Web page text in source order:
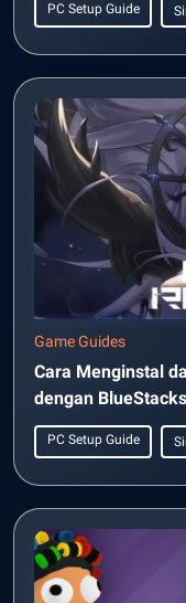
PC Setup Guide
Game Guides
Cara Menginstal
dengan BlueStacks
PC Setup Guide